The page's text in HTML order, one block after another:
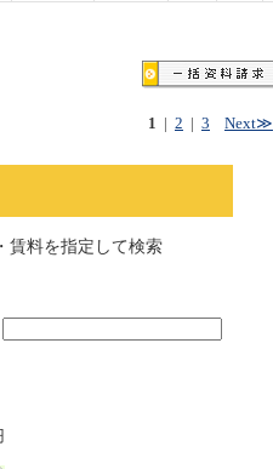
1 2 3 Next≫
賃料を指定して検索